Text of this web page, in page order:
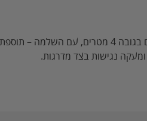
נגישות בצד מדרגות.